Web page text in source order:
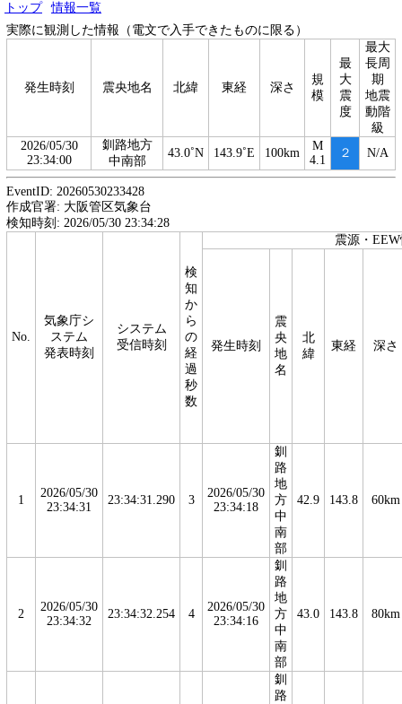
トップ
情報一覧
実際に観測した情報（電文で入手できたものに限る）
発生時刻 震央地名 北緯 東経 深さ
規
模
最
大
震
度
最大
長周
期
地震
動階
級
2026/05/30
23:34:00
釧路地方
中南部
43.0˚N 143.9˚E 100km
M
4.1
２ N/A
EventID: 20260530233428
作成官署: 大阪管区気象台
検知時刻: 2026/05/30 23:34:28
No.
気象庁シ
ステム
発表時刻
システム
受信時刻
検
知
か
ら
の
経
過
秒
数
震源・
発生時刻
震
央
地
名
北
緯
東経 深さ
1
2026/05/30
23:34:31
23:34:31.290 3
2026/05/30
23:34:18
釧
路
地
方
中
南
部
42.9 143.8 60km
2
2026/05/30
23:34:32
23:34:32.254 4
2026/05/30
23:34:16
釧
路
地
方
中
南
部
43.0 143.8 80km
釧
路